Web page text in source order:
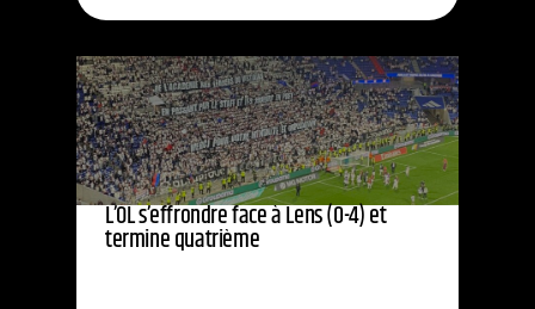
L’OL s’effrondre face à Lens (0-4) et
termine quatrième